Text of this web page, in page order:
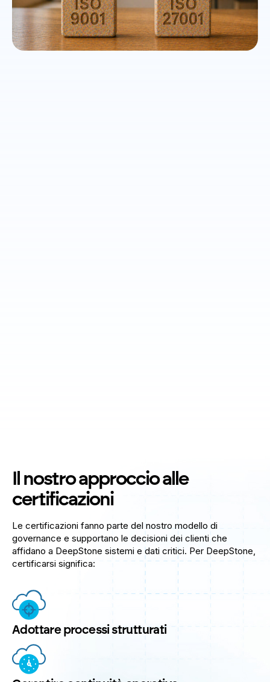
Il nostro approccio alle
certificazioni
Le certificazioni fanno parte del nostro modello di
governance e supportano le decisioni dei clienti che
affidano a DeepStone sistemi e dati critici. Per DeepStone,
certificarsi significa:
Adottare processi strutturati